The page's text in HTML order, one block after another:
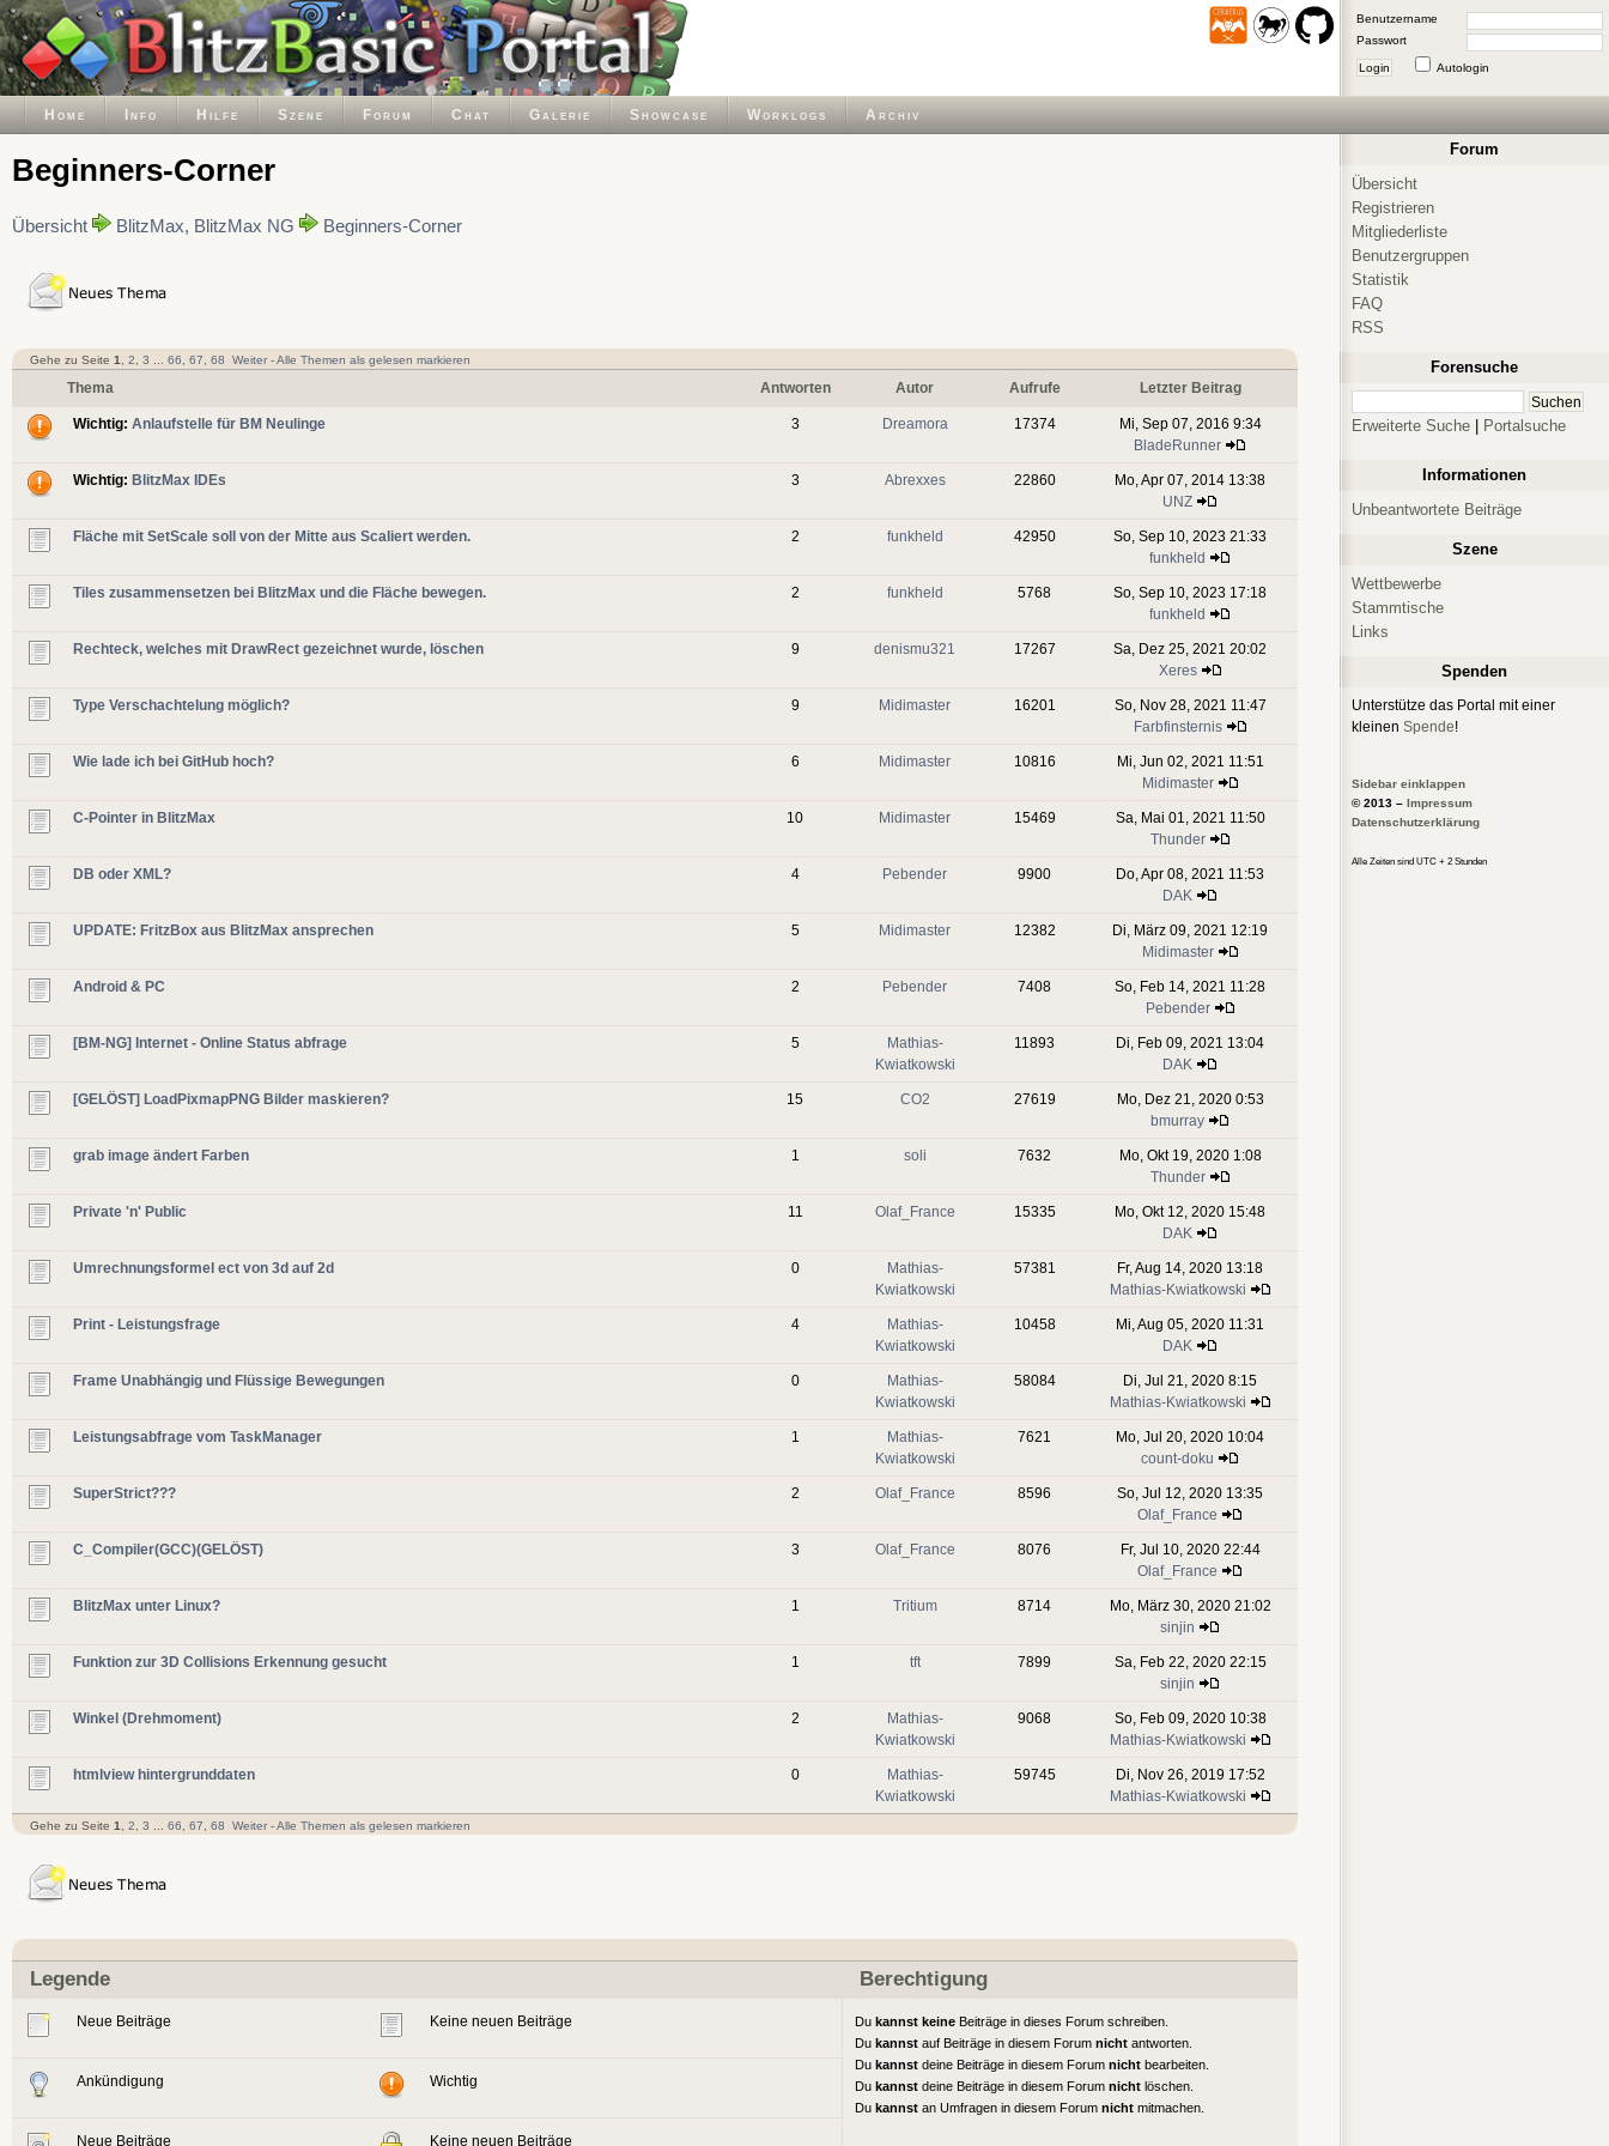
Benutzername
Passwort
Login Autologin
Home Info Hilfe Szene Forum Chat Galerie Showcase Worklogs Archiv
Beginners-Corner
Übersicht BlitzMax, BlitzMax NG Beginners-Corner
Gehe zu Seite 1 2 3 66 67 68 Weiter-Alle Themen als gelesen markieren
Thema Antworten Autor Aufrufe Letzter Beitrag
Wichtig: Anlaufstelle für BM Neulinge 3 Dreamora 17374
Mi, Sep 07, 2016 9:34
BladeRunner
Wichtig: BlitzMax IDEs 3 Abrexxes 22860
Mo, Apr 07, 2014 13:38
UNZ
Fläche mit SetScale soll von der Mitte aus Scaliert werden. 2 funkheld 42950
So, Sep 10, 2023 21:33
funkheld
Tiles zusammensetzen bei BlitzMax und die Fläche bewegen. 2 funkheld 5768
So, Sep 10, 2023 17:18
funkheld
Rechteck, welches mit DrawRect gezeichnet wurde, löschen 9 denismu321 17267
Sa, Dez 25, 2021 20:02
Xeres
Type Verschachtelung möglich? 9 Midimaster 16201
So, Nov 28, 2021 11:47
Farbfinsternis
Wie lade ich bei GitHub hoch? 6 Midimaster 10816
Mi, Jun 02, 2021 11:51
Midimaster
C-Pointer in BlitzMax 10 Midimaster 15469
Sa, Mai 01, 2021 11:50
Thunder
DB oder XML? 4 Pebender 9900
Do, Apr 08, 2021 11:53
DAK
UPDATE: FritzBox aus BlitzMax ansprechen 5 Midimaster 12382
Di, März 09, 2021 12:19
Midimaster
Android & PC 2 Pebender 7408
So, Feb 14, 2021 11:28
Pebender
[BM-NG] Internet - Online Status abfrage 5
Mathias-
Kwiatkowski
11893
Di, Feb 09, 2021 13:04
DAK
[GELÖST] LoadPixmapPNG Bilder maskieren? 15 CO2 27619
Mo, Dez 21, 2020 0:53
bmurray
grab image ändert Farben 1 soli 7632
Mo, Okt 19, 2020 1:08
Thunder
Private 'n' Public 11 Olaf_France 15335
Mo, Okt 12, 2020 15:48
DAK
Umrechnungsformel ect von 3d auf 2d 0
Mathias-
Kwiatkowski
57381
Fr, Aug 14, 2020 13:18
Mathias-Kwiatkowski
Print - Leistungsfrage 4
Mathias-
Kwiatkowski
10458
Mi, Aug 05, 2020 11:31
DAK
Frame Unabhängig und Flüssige Bewegungen 0
Mathias-
Kwiatkowski
58084
Di, Jul 21, 2020 8:15
Mathias-Kwiatkowski
Leistungsabfrage vom TaskManager 1
Mathias-
Kwiatkowski
7621
Mo, Jul 20, 2020 10:04
count-doku
SuperStrict??? 2 Olaf_France 8596
So, Jul 12, 2020 13:35
Olaf_France
C_Compiler(GCC)(GELÖST) 3 Olaf_France 8076
Fr, Jul 10, 2020 22:44
Olaf_France
BlitzMax unter Linux? 1 Tritium 8714
Mo, März 30, 2020 21:02
sinjin
Funktion zur 3D Collisions Erkennung gesucht 1 tft 7899
Sa, Feb 22, 2020 22:15
sinjin
Winkel (Drehmoment) 2
Mathias-
Kwiatkowski
9068
So, Feb 09, 2020 10:38
Mathias-Kwiatkowski
htmlview hintergrunddaten 0
Mathias-
Kwiatkowski
59745
Di, Nov 26, 2019 17:52
Mathias-Kwiatkowski
Gehe zu Seite 1 2 3 66 67 68 Weiter-Alle Themen als gelesen markieren
Legende Berechtigung
Neue Beiträge Keine neuen Beiträge Du kannst keine Beiträge in dieses Forum schreiben.
Du kannst auf Beiträge in diesem Forum nicht antworten.
Du kannst deine Beiträge in diesem Forum nicht bearbeiten.
Du kannst deine Beiträge in diesem Forum nicht löschen.
Du kannst an Umfragen in diesem Forum nicht mitmachen.
Ankündigung Wichtig
Neue Beiträge Keine neuen Beiträge
Forum
Übersicht
Registrieren
Mitgliederliste
Benutzergruppen
Statistik
FAQ
RSS
Forensuche
Erweiterte Suche Portalsuche
Informationen
Unbeantwortete Beiträge
Szene
Wettbewerbe
Stammtische
Links
Spenden
Unterstütze das Portal mit einer
kleinen Spende!
Sidebar einklappen
© 2013 – Impressum
Datenschutzerklärung
Alle Zeiten sind UTC + 2 Stunden